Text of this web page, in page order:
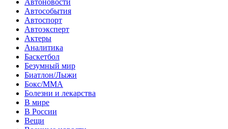
Автособытия
Автоспорт
Автоэксперт
Актеры
Аналитика
Баскетбол
Безумный мир
Биатлон/Лыжи
Бокс/MMA
Болезни и лекарства
В мире
В России
Вещи